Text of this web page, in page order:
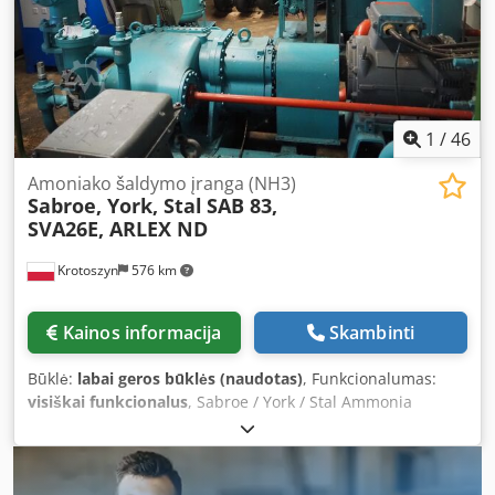
1 /46
Krotoszyn 576 km
Amoniako šaldymo įranga (NH3)
Sabroe, York, Stal SAB 83,
SVA26E, ARLEX ND
Kainos informacija Skambinti
Būklė: labai geros būklės (naudotas), Funkcionalumas:
visiškai funkcionalus, Sabroe / York / Stal Ammonia
Refrigeration Plant (NH3) General Specification of the Set:
Main Brands: Sabroe, York, Stal, Arctos Refrigerant: R717 /
NH3 (Ammonia) Description: Complete, high-capacity